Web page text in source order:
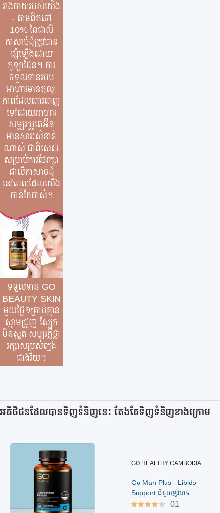
រាងកាយរបស់យើង
- តាមពិតទៅ
10% នៃជាលិ
កាសាច់ដុំត្រូវបាន
ផ្សំឡើងដោយ
កូឡាជែន។ ការ
ទទួលទានរបប
អាហារមានតុល្យ
ភាពដែលពោរពេញ
ទៅដោយអាហារ
សម្បូរប្រូតេអ៊ីន
មានសារៈសំខាន់
ណាស់ ជាពិសេស
សម្រាប់ការថែរក្សា
ជាលិកាសាច់ដុំ
នៅពេលដែលយើង
កាន់តែចាស់។
ទទួលទាន GO
BEAUTY SKIN
មួយថ្ងៃ១គ្រាប់គ្មាន
ស្នាមជ្រួញ ស្បែក
មិនស្ងួត សម្បុរភ្លឺថ្លា
រក្សាសម្រស់ក្មេង
ជាងវ័យ។
អតិថិជនដែលបានទិញទំនិញនេះ តែងតែទិញទំនិញខាងក្រោម